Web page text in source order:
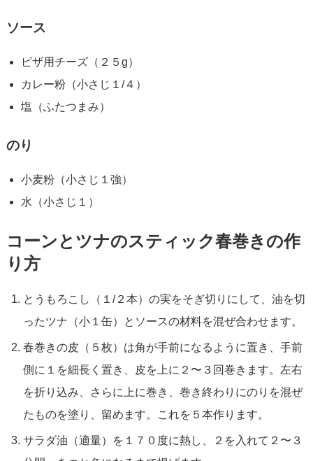
ソース
ピザ用チーズ（２５g）
カレー粉（小さじ１/４）
塩（ふたつまみ）
のり
小麦粉（小さじ１強）
水（小さじ１）
コーンとツナのスティック春巻きの作
り方
とうもろこし（１/２本）の実をそぎ切りにして、油を切
ったツナ（小１缶）とソースの材料を混ぜ合わせます。
春巻きの皮（５枚）は角が手前になるように置き、手前
側に１を細長く置き、皮を上に２〜３回巻きます。左右
を折り込み、さらに上に巻き、巻き終わりにのりを混ぜ
たものを塗り、留めます。これを５本作ります。
サラダ油（適量）を１７０度に熱し、２を入れて２〜３